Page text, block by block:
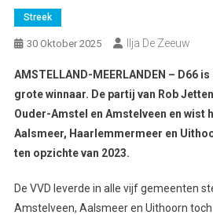
Streek
30 Oktober 2025 Ilja De Zeeuw
AMSTELLAND-MEERLANDEN – D66
grote winnaar. De partij van Rob
Ouder-Amstel en Amstelveen en wist
Aalsmeer, Haarlemmermeer en
ten opzichte van 2023.
De VVD leverde in alle vijf gemeenten
Amstelveen, Aalsmeer en Uithoorn